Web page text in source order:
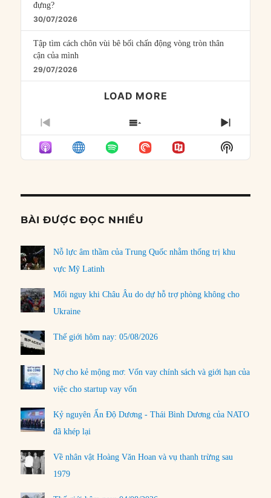
đựng?
30/07/2026
Tập tìm cách chôn vùi bê bối chấn động vòng tròn thân
cận của mình
29/07/2026
LOAD MORE
PREVIOUS
EPISODE
SHOW
EPISODES
LIST
NEXT
Show
Podcast
BÀI ĐƯỢC ĐỌC NHIỀU
Nỗ lực âm thầm của Trung Quốc nhằm thống trị khu
vực Mỹ Latinh
Mối nguy khi Châu Âu do dự hỗ trợ phòng không cho
Ukraine
Thế giới hôm nay: 05/08/2026
Nợ cho kẻ mộng mơ: Vốn vay chính sách và giới hạn của
việc cho startup vay vốn
Kỷ nguyên Ấn Độ Dương - Thái Bình Dương của NATO
đã khép lại
Về nhân vật Hoàng Văn Hoan và vụ thanh trừng sau
1979